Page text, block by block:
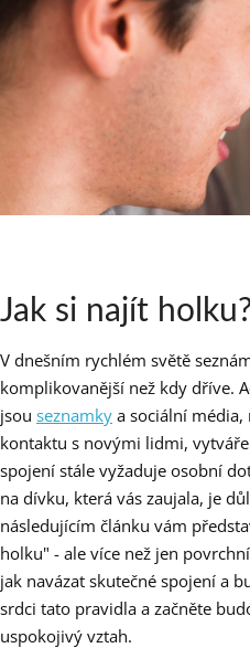
Jak si najít holku?
V dnešním rychlém světě
komplikovanější než kdy dříve.
jsou seznamky a sociální
kontaktu s novými lidmi,
spojení stále vyžaduje osobní
na dívku, která vás zaujala, je
následujícím článku vám
holku" - ale více než jen
jak navázat skutečné spojení a
srdci tato pravidla a začněte
uspokojivý vztah.